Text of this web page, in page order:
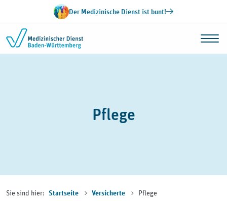
Zum Inhalt springenDer Medizinische Dienst ist bunt!
Pflege
Sie sind hier: Startseite Versicherte Pflege